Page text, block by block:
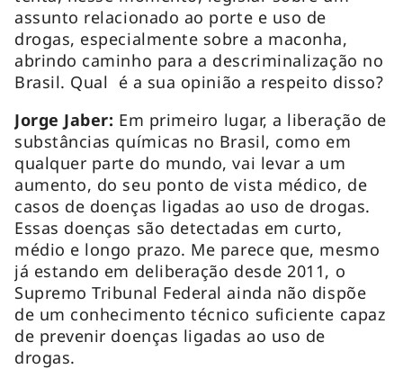
assunto relacionado ao porte e uso de
drogas, especialmente sobre a maconha,
abrindo caminho para a descriminalização no
Brasil. Qual é a sua opinião a respeito disso?
Jorge Jaber: Em primeiro lugar, a liberação de
substâncias químicas no Brasil, como em
qualquer parte do mundo, vai levar a um
aumento, do seu ponto de vista médico, de
casos de doenças ligadas ao uso de drogas.
Essas doenças são detectadas em curto,
médio e longo prazo. Me parece que, mesmo
já estando em deliberação desde 2011, o
Supremo Tribunal Federal ainda não dispõe
de um conhecimento técnico suficiente capaz
de prevenir doenças ligadas ao uso de
drogas.